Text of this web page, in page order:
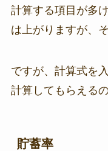
計算する項目が多
は上がりますが、
ですが、計算式を
計算してもらえる
貯蓄率